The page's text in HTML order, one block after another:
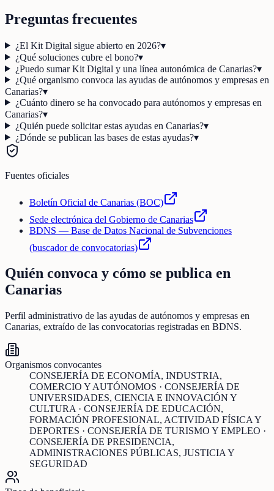
Preguntas frecuentes
¿El Kit Digital sigue abierto en 2026?▾
¿Qué soluciones cubre el bono?▾
¿Puedo sumar Kit Digital y una línea autonómica de Canarias?▾
¿Qué organismo convoca las ayudas de autónomos y empresas en
Canarias?▾
¿Cuánto dinero se ha convocado para autónomos y empresas en
Canarias?▾
¿Quién puede solicitar estas ayudas en Canarias?▾
¿Dónde se publican las bases de estas ayudas?▾
Fuentes oficiales
Boletín Oficial de Canarias (BOC)
Sede electrónica del Gobierno de Canarias
BDNS — Base de Datos Nacional de Subvenciones
(buscador de convocatorias)
Quién convoca y cómo se publica en
Canarias
Perfil administrativo de las ayudas de autónomos y empresas en
Canarias, extraído de las convocatorias registradas en BDNS.
Organismos convocantes
CONSEJERÍA DE ECONOMÍA, INDUSTRIA,
COMERCIO Y AUTÓNOMOS · CONSEJERÍA DE
UNIVERSIDADES, CIENCIA E INNOVACIÓN Y
CULTURA · CONSEJERÍA DE EDUCACIÓN,
FORMACIÓN PROFESIONAL, ACTIVIDAD FÍSICA Y
DEPORTES · CONSEJERÍA DE TURISMO Y EMPLEO ·
CONSEJERÍA DE PRESIDENCIA,
ADMINISTRACIONES PÚBLICAS, JUSTICIA Y
SEGURIDAD